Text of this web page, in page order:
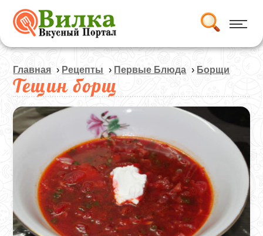
Главная › Рецепты › Первые Блюда › Борщи
Тещин борщ